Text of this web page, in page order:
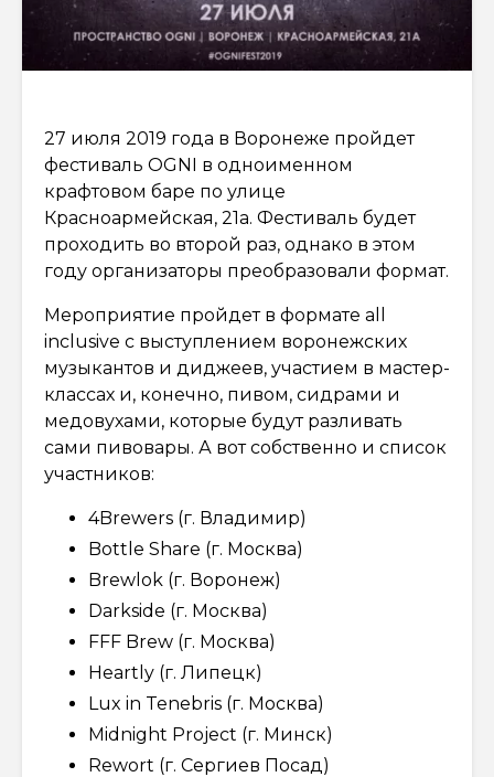
27 июля 2019 года в Воронеже пройдет
фестиваль OGNI в одноименном
крафтовом баре по улице
Красноармейская, 21а. Фестиваль будет
проходить во второй раз, однако в этом
году организаторы преобразовали формат.
Мероприятие пройдет в формате all
inclusive с выступлением воронежских
музыкантов и диджеев, участием в мастер-
классах и, конечно, пивом, сидрами и
медовухами, которые будут разливать
сами пивовары. А вот собственно и список
участников:
4Brewers (г. Владимир)
Bottle Share (г. Москва)
Brewlok (г. Воронеж)
Darkside (г. Москва)
FFF Brew (г. Москва)
Heartly (г. Липецк)
Lux in Tenebris (г. Москва)
Midnight Project (г. Минск)
Rewort (г. Сергиев Посад)